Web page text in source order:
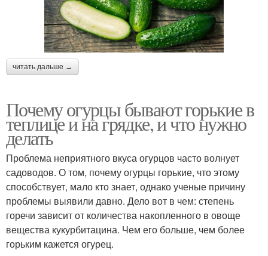
читать дальше →
Почему огурцы бывают горькие в
теплице и на грядке, и что нужно
делать
Проблема неприятного вкуса огурцов часто волнует
садоводов. О том, почему огурцы горькие, что этому
способствует, мало кто знает, однако ученые причину
проблемы выявили давно. Дело вот в чем: степень
горечи зависит от количества накопленного в овоще
вещества кукурбитацина. Чем его больше, чем более
горьким кажется огурец.